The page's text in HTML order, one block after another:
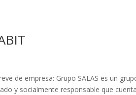
de empresa: Grupo SALAS es un
y socialmente responsable que